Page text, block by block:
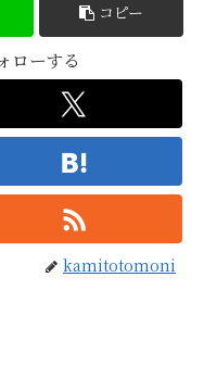
コピー
ーする
kamitotomoni